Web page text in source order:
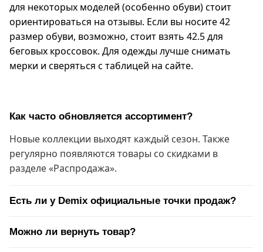
для некоторых моделей (особенно обуви) стоит
ориентироваться на отзывы. Если вы носите 42
размер обуви, возможно, стоит взять 42.5 для
беговых кроссовок. Для одежды лучше снимать
мерки и сверяться с таблицей на сайте.
Как часто обновляется ассортимент?
Новые коллекции выходят каждый сезон. Также
регулярно появляются товары со скидками в
разделе «Распродажа».
Есть ли у Demix официальные точки продаж?
Можно ли вернуть товар?